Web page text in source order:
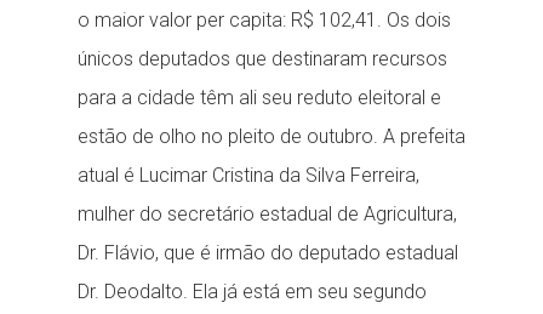
o maior valor per capita: R$ 102,41. Os dois
únicos deputados que destinaram recursos
para a cidade têm ali seu reduto eleitoral e
estão de olho no pleito de outubro. A prefeita
atual é Lucimar Cristina da Silva Ferreira,
mulher do secretário estadual de Agricultura,
Dr. Flávio, que é irmão do deputado estadual
Dr. Deodalto. Ela já está em seu segundo